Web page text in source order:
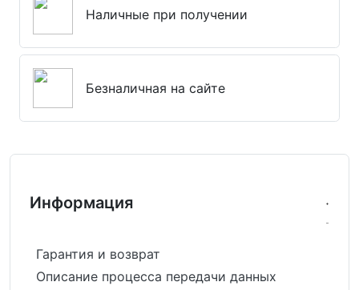
Наличные при получении
Безналичная на сайте
Информация
Гарантия и возврат
Описание процесса передачи данных